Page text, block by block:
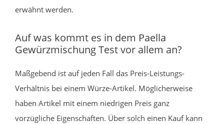
erwähnt werden.
Auf was kommt es in dem Paella
Gewürzmischung Test vor allem an?
Maßgebend ist auf jeden Fall das Preis-Leistungs-
Verhältnis bei einem Würze-Artikel. Möglicherweise
haben Artikel mit einem niedrigen Preis ganz
vorzügliche Eigenschaften. Über solch einen Kauf kann